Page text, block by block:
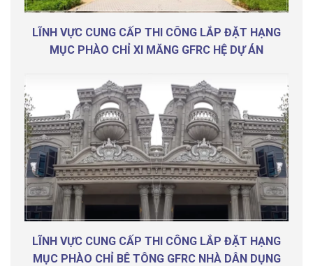
LĨNH VỰC CUNG CẤP THI CÔNG LẮP ĐẶT HẠNG
MỤC PHÀO CHỈ XI MĂNG GFRC HỆ DỰ ÁN
LĨNH VỰC CUNG CẤP THI CÔNG LẮP ĐẶT HẠNG
MỤC PHÀO CHỈ BÊ TÔNG GFRC NHÀ DÂN DỤNG